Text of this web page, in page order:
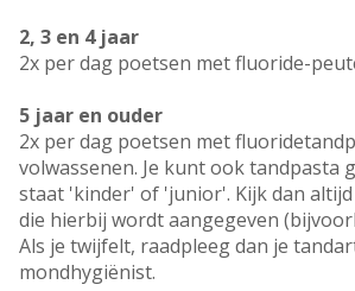
2, 3 en 4 jaar
2x per dag poetsen met fluoride-
5 jaar en ouder
2x per dag poetsen met
volwassenen. Je kunt ook tandpasta
staat 'kinder' of 'junior'. Kijk dan
die hierbij wordt aangegeven
Als je twijfelt, raadpleeg dan je
mondhygiënist.